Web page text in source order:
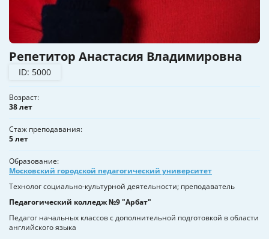
Репетитор Анастасия Владимировна
ID: 5000
Возраст
38 лет
Стаж преподавания
5 лет
Образование
Московский городской педагогический университет
Технолог социально-культурной деятельности; преподаватель
Педагогический колледж №9 "Арбат"
Педагог начальных классов с дополнительной подготовкой в области
английского языка